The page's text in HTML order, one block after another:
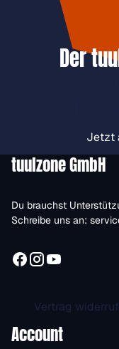
Der
Jetzt
Jetzt
tuulzone GmbH
Du brauchst
Schreibe uns an:
Vertrag
Account